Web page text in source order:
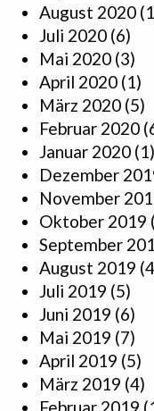
August 2020
Juli 2020 (6)
Mai 2020 (3)
April 2020 (1)
März 2020 (5)
Februar 2020
Januar 2020 (1)
Dezember
November
Oktober 2019
September
August 2019
Juli 2019 (5)
Juni 2019 (6)
Mai 2019 (7)
April 2019 (5)
März 2019 (4)
Februar 2019